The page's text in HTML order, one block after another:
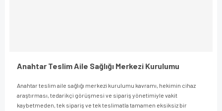
Anahtar Teslim Aile Sağlığı Merkezi Kurulumu
Anahtar teslim aile sağlığı merkezi kurulumu kavramı, hekimin cihaz
araştırması, tedarikçi görüşmesi ve sipariş yönetimiyle vakit
kaybetmeden, tek sipariş ve tek teslimatla tamamen eksiksiz bir